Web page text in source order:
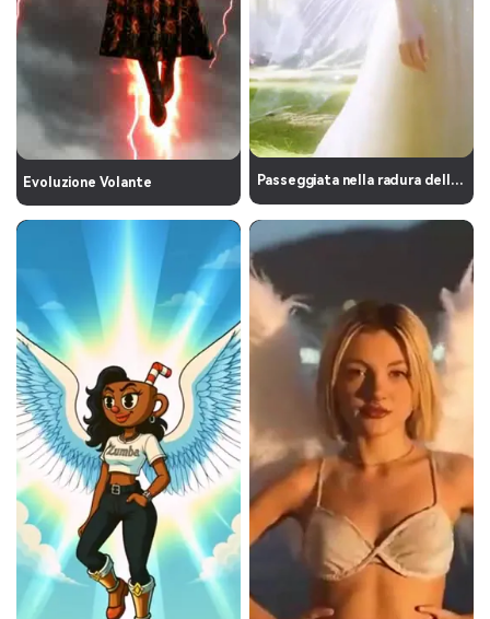
Evoluzione Volante Passeggiata nella radura delle fate